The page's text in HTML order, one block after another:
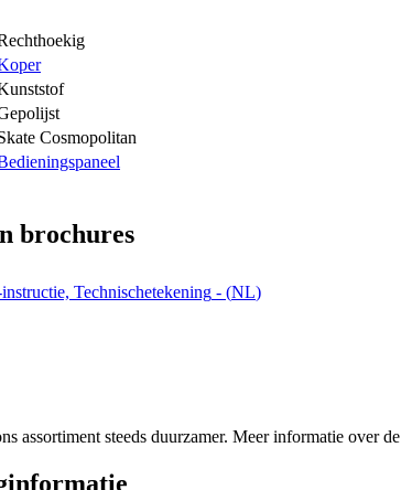
Cosmopolitan
brochures
Technischetekening - (NL)
assortiment steeds duurzamer. Meer informatie over de